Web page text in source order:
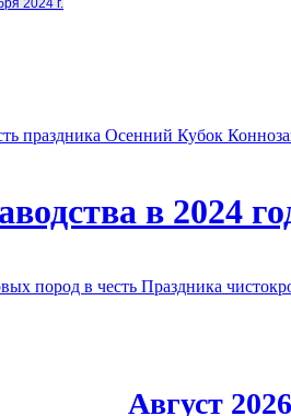
2024 г.
праздника Осенний Кубок
в 2024
в честь Праздника
Август 2026